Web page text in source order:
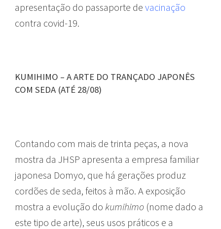
apresentação do passaporte de vacinação
contra covid-19.
KUMIHIMO – A ARTE DO TRANÇADO JAPONÊS
COM SEDA (ATÉ 28/08)
Contando com mais de trinta peças, a nova
mostra da JHSP apresenta a empresa familiar
japonesa Domyo, que há gerações produz
cordões de seda, feitos à mão. A exposição
mostra a evolução do kumihimo (nome dado a
este tipo de arte), seus usos práticos e a